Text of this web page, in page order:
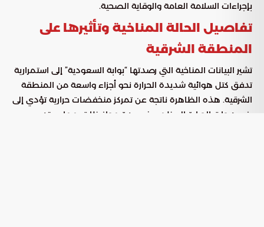
بإجراءات السلامة العامة والوقاية الصحية.
تفاصيل الحالة المناخية وتأثيرها على
المنطقة الشرقية
تشير البيانات المناخية التي رصدتها “بوابة السعودية” إلى استمرارية
تدفق كتل هوائية شديدة الحرارة نحو أجزاء واسعة من المنطقة
الشرقية. هذه الظاهرة ناتجة عن تمركز منخفضات حرارية تؤدي إلى
رفع درجات الحرارة العظمى في عدة محافظات، مما يستدعي